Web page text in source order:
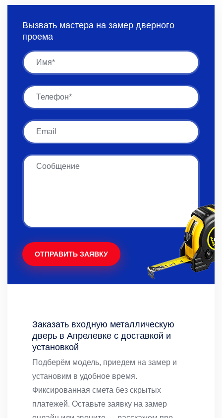
Заказать входную металлическую
дверь в Апрелевке с доставкой и
установкой
Подберём модель, приедем на замер и
установим в удобное время.
Фиксированная смета без скрытых
платежей. Оставьте заявку на замер
Вызвать мастера на замер дверного
проема
Имя
Имя
Email
Сообщение
ОТПРАВИТЬ ЗАЯВКУ